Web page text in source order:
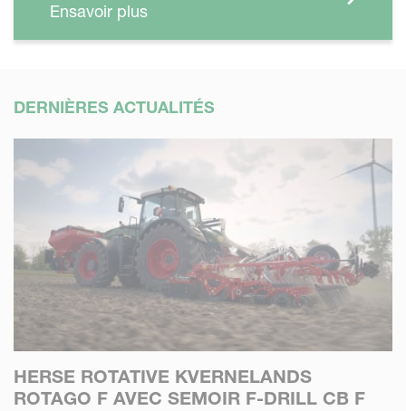
Ensavoir plus
DERNIÈRES ACTUALITÉS
HERSE ROTATIVE KVERNELANDS
ROTAGO F AVEC SEMOIR F-DRILL CB F